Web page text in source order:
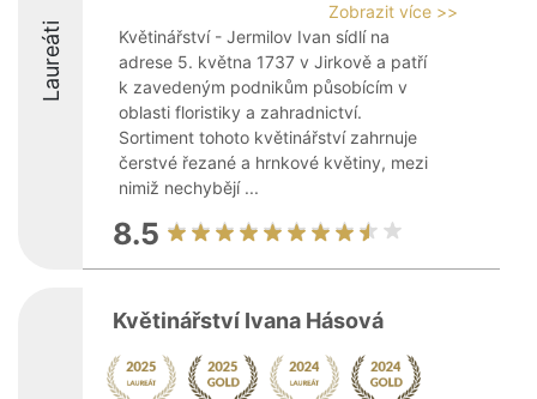
Laureáti
Zobrazit více >>
Květinářství - Jermilov Ivan sídlí na
adrese 5. května 1737 v Jirkově a patří
k zavedeným podnikům působícím v
oblasti floristiky a zahradnictví.
Sortiment tohoto květinářství zahrnuje
čerstvé řezané a hrnkové květiny, mezi
nimiž nechybějí ...
8.5
Květinářství Ivana Hásová